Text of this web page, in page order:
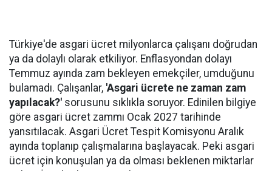
Türkiye'de asgari ücret milyonlarca çalışanı doğrudan
ya da dolaylı olarak etkiliyor. Enflasyondan dolayı
Temmuz ayında zam bekleyen emekçiler, umduğunu
bulamadı. Çalışanlar, 'Asgari ücrete ne zaman zam
yapılacak?' sorusunu sıklıkla soruyor. Edinilen bilgiye
göre asgari ücret zammı Ocak 2027 tarihinde
yansıtılacak. Asgari Ücret Tespit Komisyonu Aralık
ayında toplanıp çalışmalarına başlayacak. Peki asgari
ücret için konuşulan ya da olması beklenen miktarlar